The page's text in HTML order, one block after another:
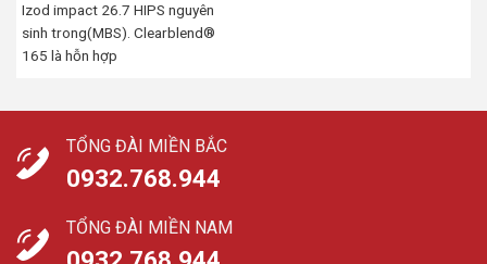
Izod impact 26.7 HIPS nguyên
sinh trong(MBS). Clearblend®
165 là hỗn hợp
TỔNG ĐÀI MIỀN BẮC
0932.768.944
TỔNG ĐÀI MIỀN NAM